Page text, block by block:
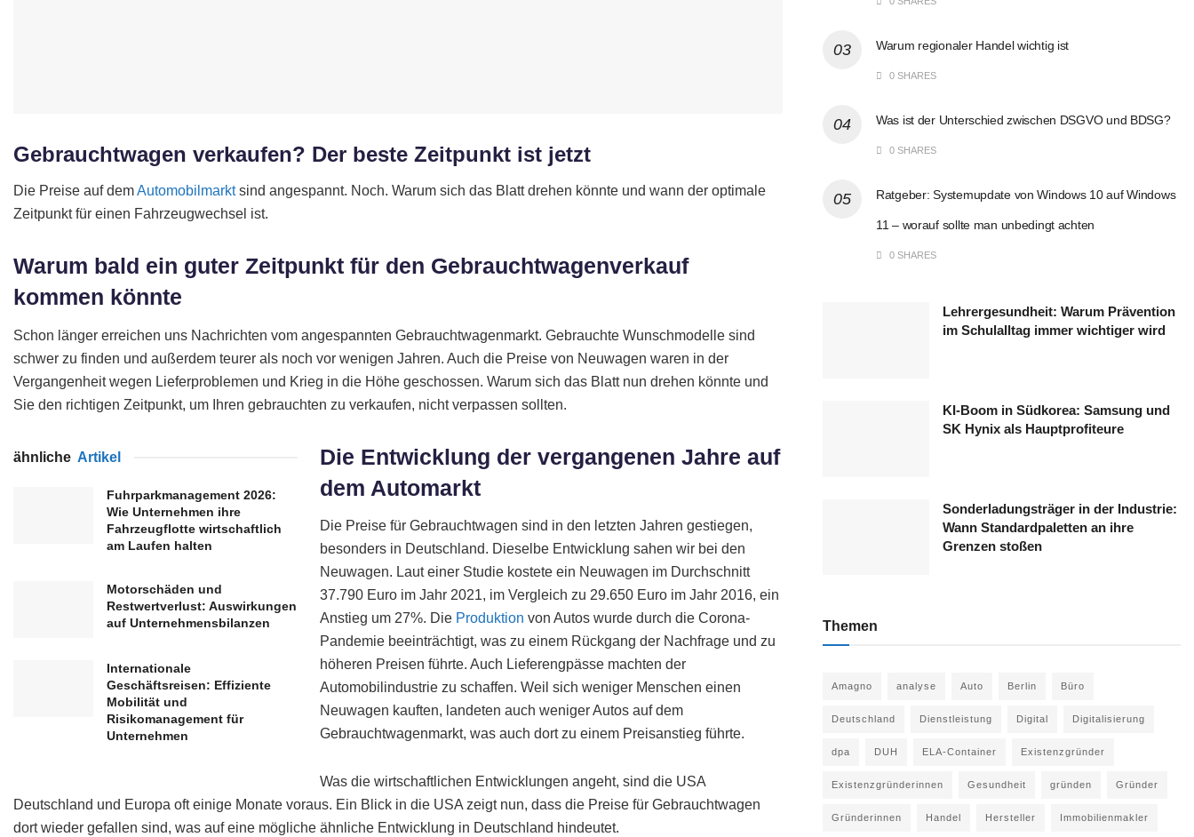
Gebrauchtwagen verkaufen? Der beste Zeitpunkt ist jetzt
Die Preise auf demAutomobilmarktsind angespannt. Noch. Warum sich das Blatt drehen könnte und wann der optimale
Zeitpunkt für einen Fahrzeugwechsel ist.
Warum bald ein guter Zeitpunkt für den Gebrauchtwagenverkauf
kommen könnte
Schon länger erreichen uns Nachrichten vom angespannten Gebrauchtwagenmarkt. Gebrauchte Wunschmodelle sind
schwer zu finden und außerdem teurer als noch vor wenigen Jahren. Auch die Preise von Neuwagen waren in der
Vergangenheit wegen Lieferproblemen und Krieg in die Höhe geschossen. Warum sich das Blatt nun drehen könnte und
Sie den richtigen Zeitpunkt, um Ihren gebrauchten zu verkaufen, nicht verpassen sollten.
ähnliche Artikel
Fuhrparkmanagement 2026:
Wie Unternehmen ihre
Fahrzeugflotte wirtschaftlich
am Laufen halten
Motorschäden und
Restwertverlust: Auswirkungen
auf Unternehmensbilanzen
Internationale
Geschäftsreisen: Effiziente
Mobilität und
Risikomanagement für
Unternehmen
Die Entwicklung der vergangenen Jahre auf
dem Automarkt
Die Preise für Gebrauchtwagen sind in den letzten Jahren gestiegen,
besonders in Deutschland. Dieselbe Entwicklung sahen wir bei den
Neuwagen. Laut einer Studie kostete ein Neuwagen im Durchschnitt
37.790 Euro im Jahr 2021, im Vergleich zu 29.650 Euro im Jahr 2016, ein
Anstieg um 27%. Die Produktion von Autos wurde durch die Corona-
Pandemie beeinträchtigt, was zu einem Rückgang der Nachfrage und zu
höheren Preisen führte. Auch Lieferengpässe machten der
Automobilindustrie zu schaffen. Weil sich weniger Menschen einen
Neuwagen kauften, landeten auch weniger Autos auf dem
Gebrauchtwagenmarkt, was auch dort zu einem Preisanstieg führte.
Was die wirtschaftlichen Entwicklungen angeht, sind die USA
Deutschland und Europa oft einige Monate voraus. Ein Blick in die USA zeigt nun, dass die Preise für Gebrauchtwagen
dort wieder gefallen sind, was auf eine mögliche ähnliche Entwicklung in Deutschland hindeutet.
Warum regionaler Handel wichtig ist
0 SHARES
Was ist der Unterschied zwischen DSGVO und BDSG?
0 SHARES
Ratgeber: Systemupdate von Windows 10 auf Windows
11 – worauf sollte man unbedingt achten
0 SHARES
Lehrergesundheit: Warum Prävention
im Schulalltag immer wichtiger wird
KI-Boom in Südkorea: Samsung und
SK Hynix als Hauptprofiteure
Sonderladungsträger in der Industrie:
Wann Standardpaletten an ihre
Grenzen stoßen
Themen
Amagno analyse Auto Berlin Büro
Deutschland Dienstleistung Digital Digitalisierung
dpa DUH ELA-Container Existenzgründer
Existenzgründerinnen Gesundheit gründen Gründer
Gründerinnen Handel Hersteller Immobilienmakler